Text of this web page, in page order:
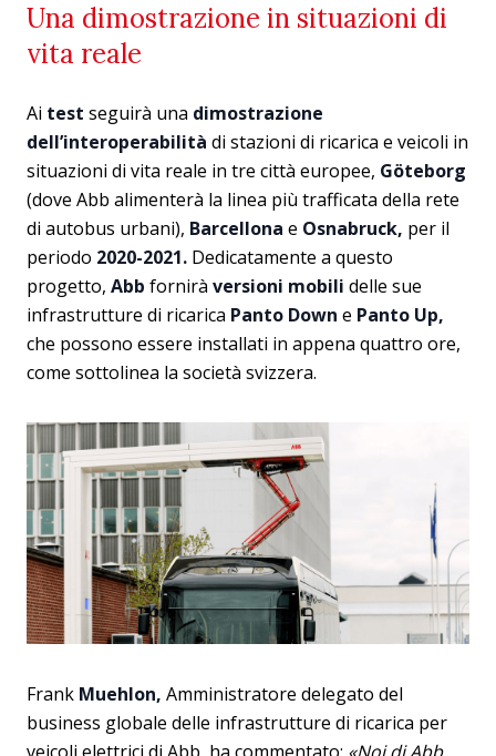
Una dimostrazione in situazioni di
vita reale
Ai test seguirà una dimostrazione
dell’interoperabilità di stazioni di ricarica e veicoli in
situazioni di vita reale in tre città europee, Göteborg
(dove Abb alimenterà la linea più trafficata della rete
di autobus urbani), Barcellona e Osnabruck, per il
periodo 2020-2021. Dedicatamente a questo
progetto, Abb fornirà versioni mobili delle sue
infrastrutture di ricarica Panto Down e Panto Up,
che possono essere installati in appena quattro ore,
come sottolinea la società svizzera.
Frank Muehlon, Amministratore delegato del
business globale delle infrastrutture di ricarica per